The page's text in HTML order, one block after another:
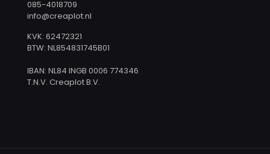
085-4018709
info@creaplot.nl
KVK: 62472321
BTW: NL854831745B01
IBAN: NL84 INGB 0006 774346
T.N.V. Creaplot B.V.